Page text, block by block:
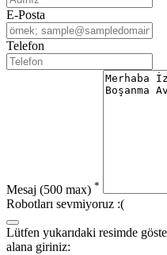
E-Posta
Telefon
Mesaj (500 max) *
Robotları sevmiyoruz :(
Lütfen yukarıdaki resimde
alana giriniz: